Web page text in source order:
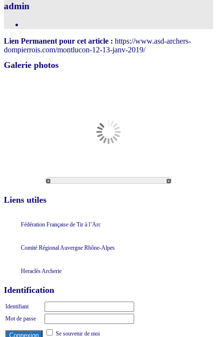
admin
Lien Permanent pour cet article : https://www.asd-archers-
dompierrois.com/montlucon-12-13-janv-2019/
Galerie photos
Liens utiles
Fédération Française de Tir à l’Arc
Comité Régional Auvergne Rhône-Alpes
Heraclès Archerie
Identification
Identifiant
Mot de passe
Se souvenir de moi